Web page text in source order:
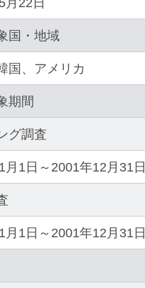
国・地域
国、アメリカ
期間
グ調査
月1日～2001年12月31日
月1日～2001年12月31日